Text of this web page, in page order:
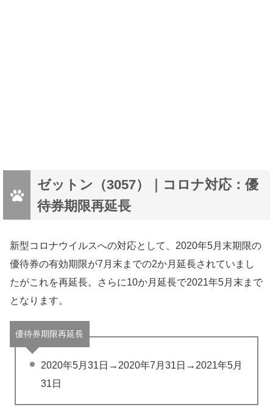
ゼットン（3057）｜コロナ対応：優
待券期限再延長
新型コロナウイルスへの対応として、2020年5月末期限の
優待券の有効期限が7月末までの2か月延長されていまし
たがこれを再延長。さらに10か月延長で2021年5月末まで
となります。
優待券期限再延長
2020年5月31日→2020年7月31日→2021年5月
31日